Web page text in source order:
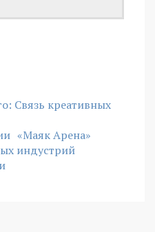
Связь креативных
«Маяк Арена»
индустрий